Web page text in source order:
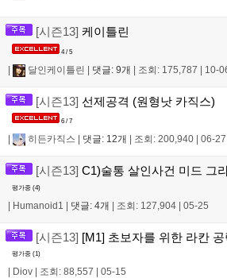
[시즌13] 케이틀린
4 / 5
| 달인케이틀린 | 댓글: 9개 | 조회: 175,787 | 10-
[시즌13] 선제공격 (원형낫 카직스)
6 / 7
히든카직스 댓글: 12개 조회: 200,940 06-27
[시즌13] C1)술통 살인사건 미드 그
평가중 (4)
| Humanoid1 | 댓글: 4개 | 조회: 127,904 | 05-25
[시즌13] [M1] 초보자를 위한 라칸 공
평가중 (1)
| Diov | 조회: 88,557 | 05-15